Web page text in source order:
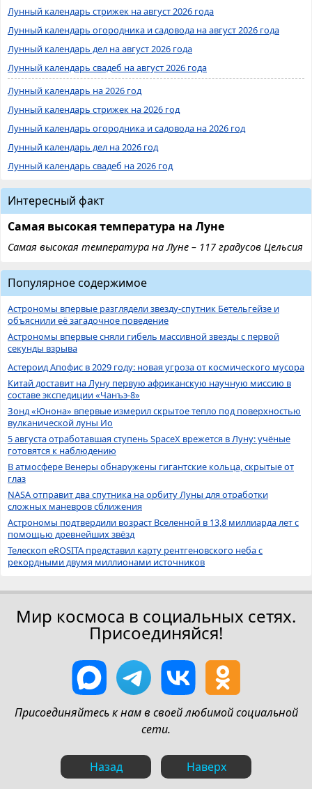
Лунный календарь стрижек на август 2026 года
Лунный календарь огородника и садовода на август 2026 года
Лунный календарь дел на август 2026 года
Лунный календарь свадеб на август 2026 года
Лунный календарь на 2026 год
Лунный календарь стрижек на 2026 год
Лунный календарь огородника и садовода на 2026 год
Лунный календарь дел на 2026 год
Лунный календарь свадеб на 2026 год
Интересный факт
Самая высокая температура на Луне
Самая высокая температура на Луне – 117 градусов Цельсия
Популярное содержимое
Астрономы впервые разглядели звезду-спутник Бетельгейзе и
объяснили её загадочное поведение
Астрономы впервые сняли гибель массивной звезды с первой
секунды взрыва
Астероид Апофис в 2029 году: новая угроза от космического мусора
Китай доставит на Луну первую африканскую научную миссию в
составе экспедиции «Чанъэ-8»
Зонд «Юнона» впервые измерил скрытое тепло под поверхностью
вулканической луны Ио
5 августа отработавшая ступень SpaceX врежется в Луну: учёные
готовятся к наблюдению
В атмосфере Венеры обнаружены гигантские кольца, скрытые от
глаз
NASA отправит два спутника на орбиту Луны для отработки
сложных маневров сближения
Астрономы подтвердили возраст Вселенной в 13,8 миллиарда лет с
помощью древнейших звёзд
Телескоп eROSITA представил карту рентгеновского неба с
рекордными двумя миллионами источников
Мир космоса в социальных сетях.
Присоединяйся!
Присоединяйтесь к нам в своей любимой социальной
сети.
Назад Наверх